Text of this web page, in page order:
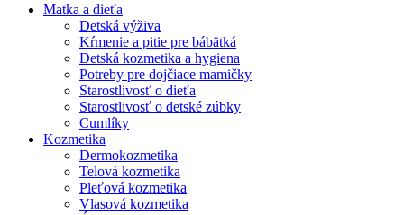
Matka a dieťa
Detská výživa
Kŕmenie a pitie pre bábätká
Detská kozmetika a hygiena
Potreby pre dojčiace mamičky
Starostlivosť o dieťa
Starostlivosť o detské zúbky
Cumlíky
Kozmetika
Dermokozmetika
Telová kozmetika
Pleťová kozmetika
Vlasová kozmetika